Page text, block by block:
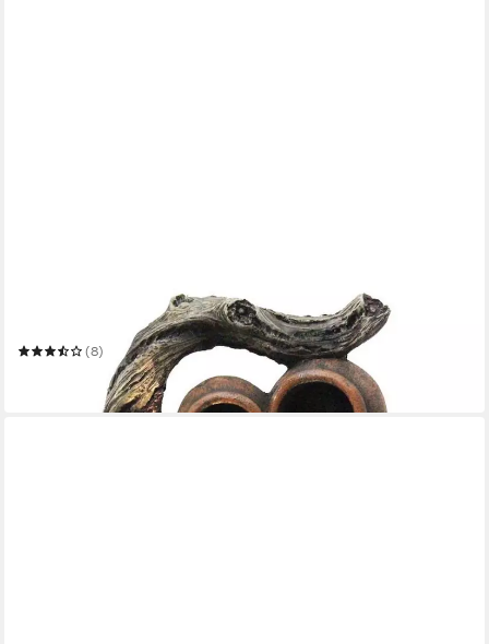
Gartenbrunnen Springbrunnen Zimmerbrunnen BK834
(8)
in 2-3 Werktagen bei dir